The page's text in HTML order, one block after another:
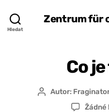
Hledat
Zentrum für
Co
Autor
příspěvku
Autor:
Žádné